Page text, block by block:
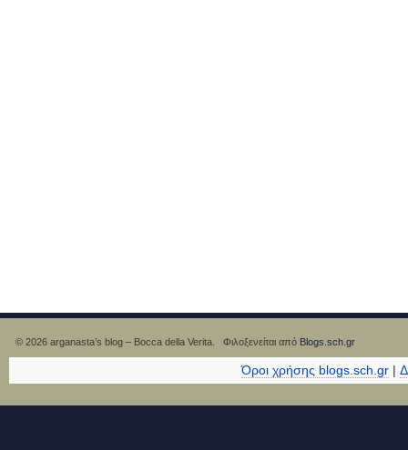
© 2026 arganasta’s blog – Bocca della Verita. Φιλοξενείται από Blogs.sch.gr
Όροι χρήσης blogs.sch.gr |